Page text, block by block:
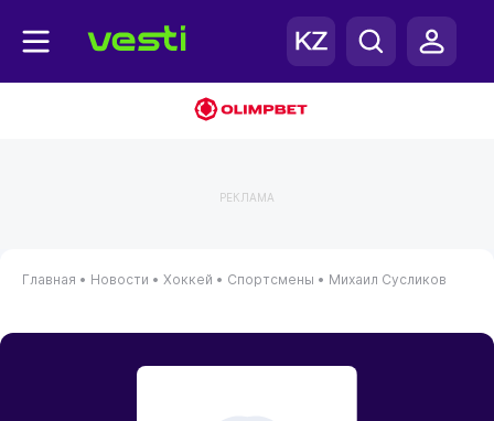
РЕКЛАМА
Главная • Новости • Хоккей • Спортсмены • Михаил Сусликов